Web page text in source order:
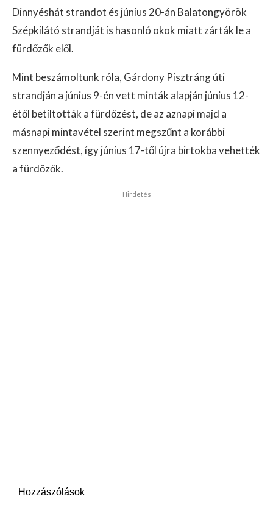
Dinnyéshát strandot és június 20-án Balatongyörök
Szépkilátó strandját is hasonló okok miatt zárták le a
fürdőzők elől.
Mint beszámoltunk róla, Gárdony Pisztráng úti
strandján a június 9-én vett minták alapján június 12-
étől betiltották a fürdőzést, de az aznapi majd a
másnapi mintavétel szerint megszűnt a korábbi
szennyeződést, így június 17-től újra birtokba vehették
a fürdőzők.
Hirdetés
Hozzászólások